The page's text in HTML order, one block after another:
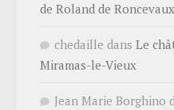
de Roland de Roncevaux
chedaille dans Le
Miramas-le-Vieux
Jean Marie Borghino